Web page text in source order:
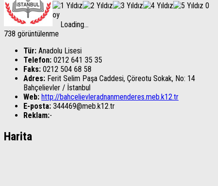
0
oy
Loading...
738 görüntülenme
Tür: Anadolu Lisesi
Telefon: 0212 641 35 35
Faks: 0212 504 68 58
Adres: Ferit Selim Paşa Caddesi, Çöreotu Sokak, No: 14
Bahçelievler / İstanbul
Web: http://bahcelievleradnanmenderes.meb.k12.tr
E-posta: 344469@meb.k12.tr
Reklam:-
Harita